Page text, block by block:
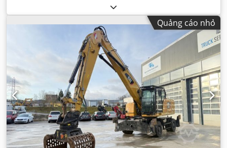
Quảng cáo nhỏ